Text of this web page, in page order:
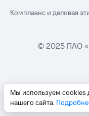
Мы используем cookies
нашего сайта.
Комплаенс и деловая
© 2025 ПАО